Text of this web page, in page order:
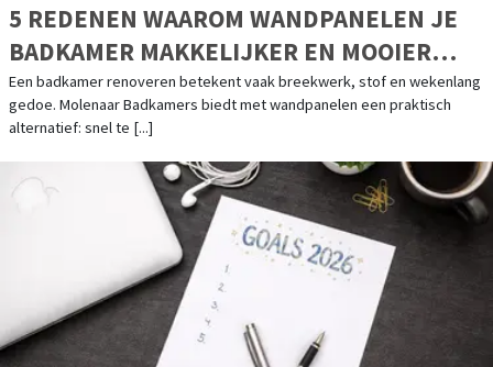
5 REDENEN WAAROM WANDPANELEN JE
BADKAMER MAKKELIJKER EN MOOIER
MAKEN
Een badkamer renoveren betekent vaak breekwerk, stof en wekenlang
gedoe. Molenaar Badkamers biedt met wandpanelen een praktisch
alternatief: snel te [...]